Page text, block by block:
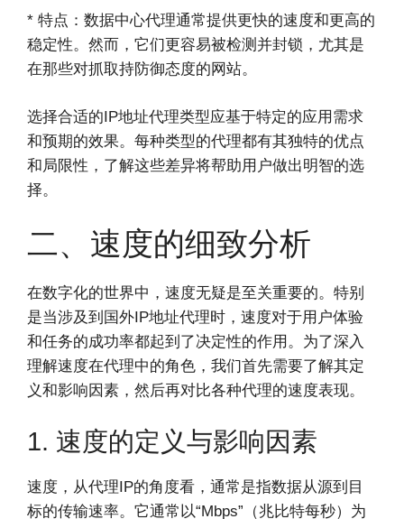
* 特点：数据中心代理通常提供更快的速度和更高的
稳定性。然而，它们更容易被检测并封锁，尤其是
在那些对抓取持防御态度的网站。
选择合适的IP地址代理类型应基于特定的应用需求
和预期的效果。每种类型的代理都有其独特的优点
和局限性，了解这些差异将帮助用户做出明智的选
择。
二、速度的细致分析
在数字化的世界中，速度无疑是至关重要的。特别
是当涉及到国外IP地址代理时，速度对于用户体验
和任务的成功率都起到了决定性的作用。为了深入
理解速度在代理中的角色，我们首先需要了解其定
义和影响因素，然后再对比各种代理的速度表现。
1. 速度的定义与影响因素
速度，从代理IP的角度看，通常是指数据从源到目
标的传输速率。它通常以“Mbps”（兆比特每秒）为